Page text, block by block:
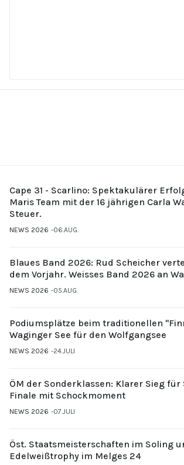
Cape 31 - Scarlino: Spektakulärer
Maris Team mit der 16 jährigen Carla
Steuer.
NEWS 2026 06.AUG.
Blaues Band 2026: Rud Scheicher
dem Vorjahr. Weisses Band 2026 an
NEWS 2026 05.AUG.
Podiumsplätze beim traditionellen
Waginger See für den Wolfgangsee
NEWS 2026 24.JULI
ÖM der Sonderklassen: Klarer Sieg für
Finale mit Schockmoment
NEWS 2026 07.JULI
Öst. Staatsmeisterschaften im Soling
Edelweißtrophy im Melges 24